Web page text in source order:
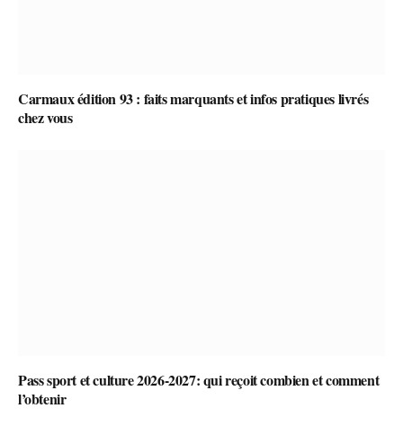
Carmaux édition 93 : faits marquants et infos pratiques livrés
chez vous
Pass sport et culture 2026-2027: qui reçoit combien et comment
l’obtenir